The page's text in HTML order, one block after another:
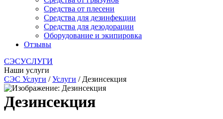
Средства от плесени
Средства для дезинфекции
Средства для дезодорации
Оборудование и экипировка
Отзывы
СЭСУСЛУГИ
Наши услуги
СЭС Услуги /Услуги / Дезинсекция
Дезинсекция